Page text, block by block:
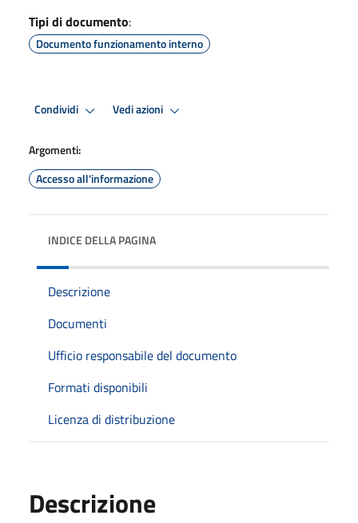
Tipi di documento:
Documento funzionamento interno
Condividi Vedi azioni
Argomenti:
Accesso all'informazione
INDICE DELLA PAGINA
Descrizione
Documenti
Ufficio responsabile del documento
Formati disponibili
Licenza di distribuzione
Descrizione